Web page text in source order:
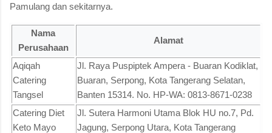
Pamulang dan sekitarnya.
Nama
Perusahaan
Alamat
Aqiqah
Catering
Tangsel
Jl. Raya Puspiptek Ampera - Buaran Kodiklat,
Buaran, Serpong, Kota Tangerang Selatan,
Banten 15314. No. HP-WA: 0813-8671-0238
Catering Diet
Keto Mayo
Jl. Sutera Harmoni Utama Blok HU no.7, Pd.
Jagung, Serpong Utara, Kota Tangerang